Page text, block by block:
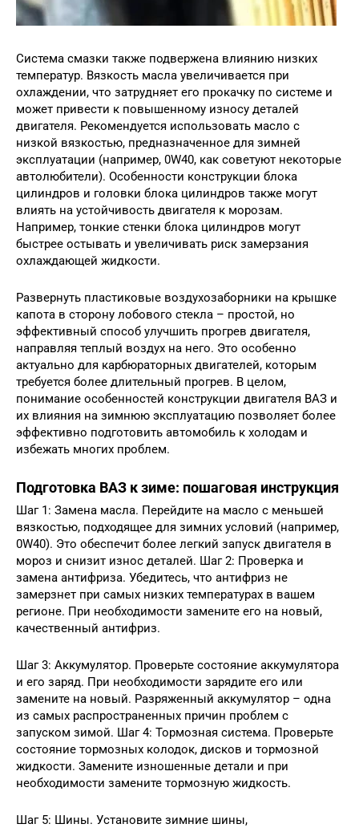
Система смазки также подвержена влиянию низких
температур. Вязкость масла увеличивается при
охлаждении, что затрудняет его прокачку по системе и
может привести к повышенному износу деталей
двигателя. Рекомендуется использовать масло с
низкой вязкостью, предназначенное для зимней
эксплуатации (например, 0W40, как советуют некоторые
автолюбители). Особенности конструкции блока
цилиндров и головки блока цилиндров также могут
влиять на устойчивость двигателя к морозам.
Например, тонкие стенки блока цилиндров могут
быстрее остывать и увеличивать риск замерзания
охлаждающей жидкости.
Развернуть пластиковые воздухозаборники на крышке
капота в сторону лобового стекла – простой, но
эффективный способ улучшить прогрев двигателя,
направляя теплый воздух на него. Это особенно
актуально для карбюраторных двигателей, которым
требуется более длительный прогрев. В целом,
понимание особенностей конструкции двигателя ВАЗ и
их влияния на зимнюю эксплуатацию позволяет более
эффективно подготовить автомобиль к холодам и
избежать многих проблем.
Подготовка ВАЗ к зиме: пошаговая инструкция
Шаг 1: Замена масла. Перейдите на масло с меньшей
вязкостью, подходящее для зимних условий (например,
0W40). Это обеспечит более легкий запуск двигателя в
мороз и снизит износ деталей. Шаг 2: Проверка и
замена антифриза. Убедитесь, что антифриз не
замерзнет при самых низких температурах в вашем
регионе. При необходимости замените его на новый,
качественный антифриз.
Шаг 3: Аккумулятор. Проверьте состояние аккумулятора
и его заряд. При необходимости зарядите его или
замените на новый. Разряженный аккумулятор – одна
из самых распространенных причин проблем с
запуском зимой. Шаг 4: Тормозная система. Проверьте
состояние тормозных колодок, дисков и тормозной
жидкости. Замените изношенные детали и при
необходимости замените тормозную жидкость.
Шаг 5: Шины. Установите зимние шины,